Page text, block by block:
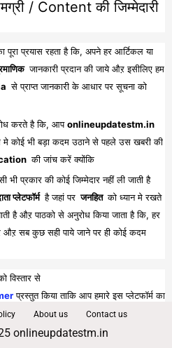
/ Content की जिम्मेदारी
पूरा प्रयास रहता है कि, अपने हर आर्टिकल या
जानकारी प्रदान की जाये औऱ इसीलिए हम
से प्राप्त जानकारी के आधार पर सूचना को
करते है कि, आपonlineupdatestm.in
मे कोई भी बड़ा कदम उठाने से पहले उस खबरी की
की जांच करें क्योंकि
भी प्रकार की कोई जिम्मेदार नहीं ली जाती है
प्लेटफॉर्म है जहां पर जनहित को ध्यान मे रखते
है औऱ पाठको से अनुरोध किया जाता है कि, हर
सब कुछ सही पाये जाने पर ही कोई कदम
विस्तार से
प्रस्तुत किया ताकि आप हमारे इस प्लेटफॉर्म का
About us Contact us
onlineupdatestm.in